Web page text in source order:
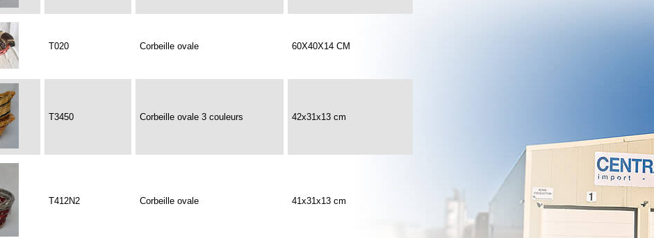
T020 Corbeille ovale 60X40X14 CM
T3450 Corbeille ovale 3 couleurs 42x31x13 cm
T412N2 Corbeille ovale 41x31x13 cm